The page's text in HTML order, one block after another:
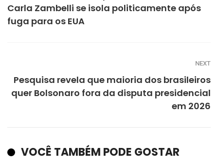
Carla Zambelli se isola politicamente após
fuga para os EUA
NEXT
Pesquisa revela que maioria dos brasileiros
quer Bolsonaro fora da disputa presidencial
em 2026
VOCÊ TAMBÉM PODE GOSTAR